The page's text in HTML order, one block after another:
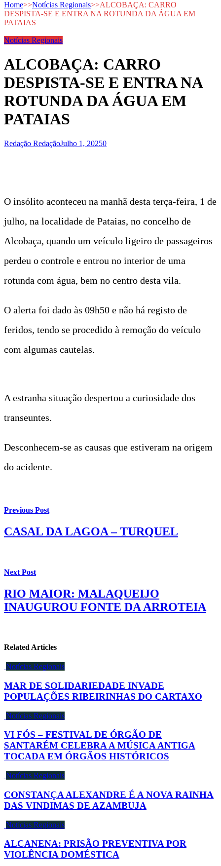
Home>>Notícias Regionais>>ALCOBAÇA: CARRO
DESPISTA-SE E ENTRA NA ROTUNDA DA ÁGUA EM
PATAIAS
Notícias Regionais
ALCOBAÇA: CARRO
DESPISTA-SE E ENTRA NA
ROTUNDA DA ÁGUA EM
PATAIAS
Redação RedaçãoJulho 1, 20250
O insólito aconteceu na manhã desta terça-feira, 1 de
julho, na localidade de Pataias, no concelho de
Alcobaça, quando um veículo ligeiro de passageiros
perdeu o controle e entrou no interior de uma
rotunda com água, bem no centro desta vila.
O alerta foi dado às 09h50 e não há registo de
feridos, tendo se procedido à remoção do veículo
com algumas cautelas.
A estranha situação despertou a curiosidade dos
transeuntes.
Desconhecem-se as causas que estiveram na origem
do acidente.
Previous Post
CASAL DA LAGOA – TURQUEL
Next Post
RIO MAIOR: MALAQUEIJO
INAUGUROU FONTE DA ARROTEIA
Related Articles
Notícias Regionais
MAR DE SOLIDARIEDADE INVADE
POPULAÇÕES RIBEIRINHAS DO CARTAXO
Notícias Regionais
VI FÓS – FESTIVAL DE ÓRGÃO DE
SANTARÉM CELEBRA A MÚSICA ANTIGA
TOCADA EM ÓRGÃOS HISTÓRICOS
Notícias Regionais
CONSTANÇA ALEXANDRE É A NOVA RAINHA
DAS VINDIMAS DE AZAMBUJA
Notícias Regionais
ALCANENA: PRISÃO PREVENTIVA POR
VIOLÊNCIA DOMÉSTICA